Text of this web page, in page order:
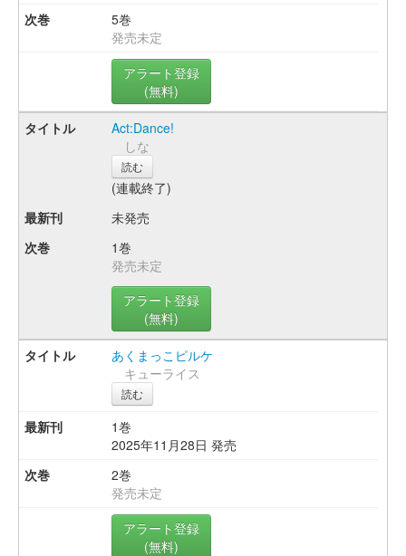
5巻
発売未定
アラート登録
(無料)
Act:Dance!
しな
読む
(連載終了)
未発売
1巻
発売未定
アラート登録
(無料)
あくまっこピルケ
キューライス
読む
1巻
2025年11月28日 発売
2巻
発売未定
アラート登録
(無料)